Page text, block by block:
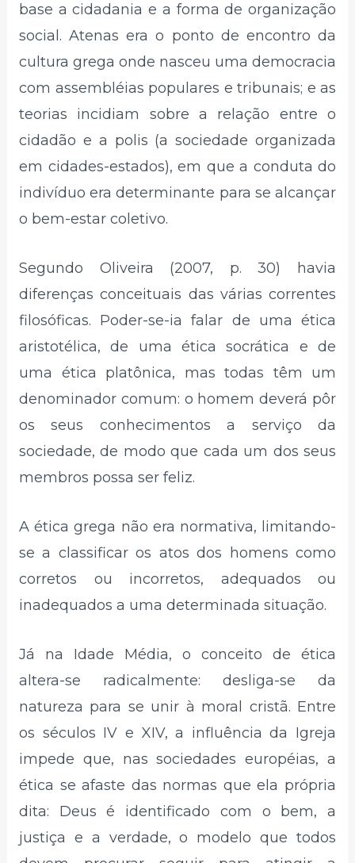
base a cidadania e a forma de organização
social. Atenas era o ponto de encontro da
cultura grega onde nasceu uma democracia
com assembléias populares e tribunais; e as
teorias incidiam sobre a relação entre o
cidadão e a polis (a sociedade organizada
em cidades-estados), em que a conduta do
indivíduo era determinante para se alcançar
o bem-estar coletivo.
Segundo Oliveira (2007, p. 30) havia
diferenças conceituais das várias correntes
filosóficas. Poder-se-ia falar de uma ética
aristotélica, de uma ética socrática e de
uma ética platônica, mas todas têm um
denominador comum: o homem deverá pôr
os seus conhecimentos a serviço da
sociedade, de modo que cada um dos seus
membros possa ser feliz.
A ética grega não era normativa, limitando-
se a classificar os atos dos homens como
corretos ou incorretos, adequados ou
inadequados a uma determinada situação.
Já na Idade Média, o conceito de ética
altera-se radicalmente: desliga-se da
natureza para se unir à moral cristã. Entre
os séculos IV e XIV, a influência da Igreja
impede que, nas sociedades européias, a
ética se afaste das normas que ela própria
dita: Deus é identificado com o bem, a
justiça e a verdade, o modelo que todos